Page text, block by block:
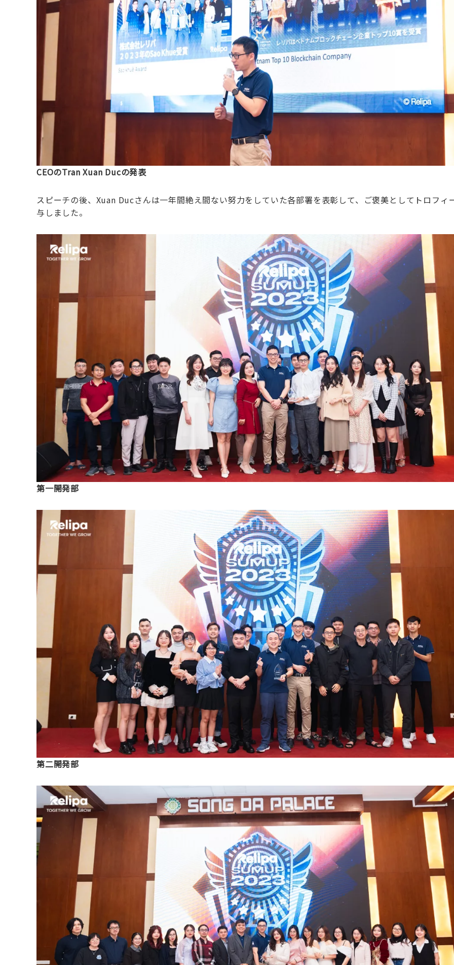
CEOのTran Xuan Ducの発表
スピーチの後、Xuan Ducさんは一年間絶え間ない努力をしていた各部署を表彰して、ご褒美としてトロフィ
与しました。
第一開発部
第二開発部